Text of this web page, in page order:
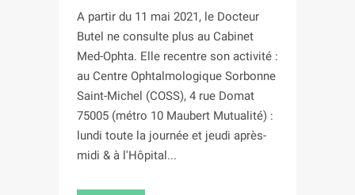
A partir du 11 mai 2021, le Docteur
Butel ne consulte plus au Cabinet
Med-Ophta. Elle recentre son activité :
au Centre Ophtalmologique Sorbonne
Saint-Michel (COSS), 4 rue Domat
75005 (métro 10 Maubert Mutualité) :
lundi toute la journée et jeudi après-
midi & à l'Hôpital...